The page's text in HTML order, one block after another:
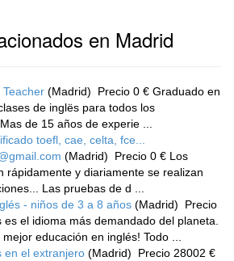
en Madrid
Teacher (Madrid)
Precio 0 € Graduado en
de inglës para todos los
de 15 años de experie ...
toefl, cae, celta, fce...
(Madrid)
Precio 0 € Los
rápidamente y diariamente se realizan
Las pruebas de d ...
- niños de 3 a 8 años (Madrid)
Precio
es el idioma más demandado del planeta.
educación en inglés! Todo ...
en el extranjero (Madrid)
Precio 28002 €